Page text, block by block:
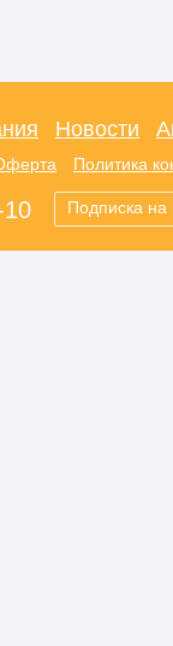
Новости
Политика
Подписка на